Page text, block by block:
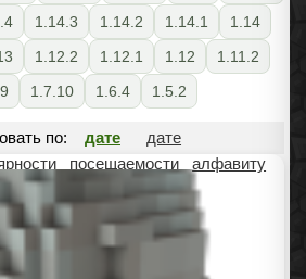
1.14.3 1.14.2 1.14.1
1.14
1.12.2 1.12.1 1.12
1.11.2
1.7.10 1.6.4 1.5.2
по: дате
дате
посещаемости алфавиту